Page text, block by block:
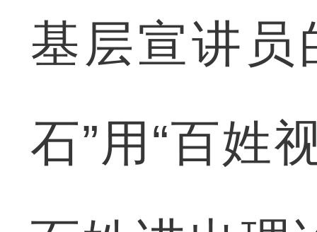
基层宣讲员
石”用“百姓